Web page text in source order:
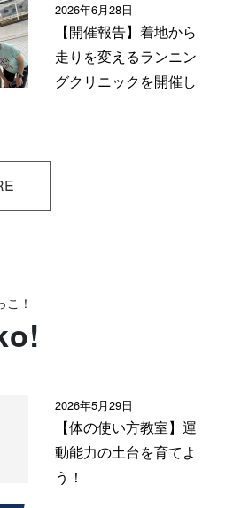
2026年6月28日
【開催報告】着地から
走りを変えるランニン
グクリニックを開催し
！
2026年5月29日
【体の使い方教室】運
動能力の土台を育てよ
う！